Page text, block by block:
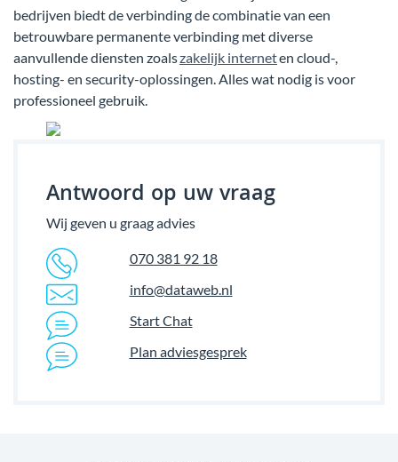
bedrijven biedt de verbinding de combinatie van een
betrouwbare permanente verbinding met diverse
aanvullende diensten zoalszakelijk interneten cloud-,
hosting- en security-oplossingen. Alles wat nodig is voor
professioneel gebruik.
Antwoord op uw vraag
Wij geven u graag advies
070 381 92 18
info@dataweb.nl
Start Chat
Plan adviesgesprek